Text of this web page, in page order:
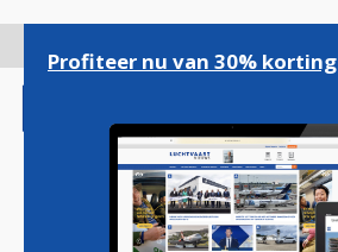
gaan
Profiteer nu van 30% korting